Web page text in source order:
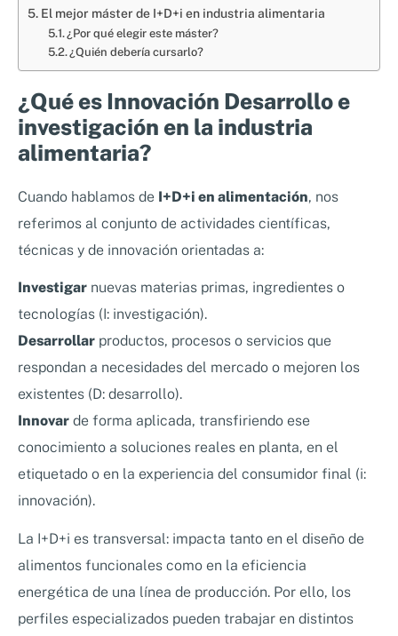
El mejor máster de I+D+i en industria alimentaria
¿Por qué elegir este máster?
¿Quién debería cursarlo?
¿Qué es Innovación Desarrollo e
investigación en la industria
alimentaria?
Cuando hablamos de I+D+i en alimentación, nos
referimos al conjunto de actividades científicas,
técnicas y de innovación orientadas a:
Investigar nuevas materias primas, ingredientes o
tecnologías (I: investigación).
Desarrollar productos, procesos o servicios que
respondan a necesidades del mercado o mejoren los
existentes (D: desarrollo).
Innovar de forma aplicada, transfiriendo ese
conocimiento a soluciones reales en planta, en el
etiquetado o en la experiencia del consumidor final (i:
innovación).
La I+D+i es transversal: impacta tanto en el diseño de
alimentos funcionales como en la eficiencia
energética de una línea de producción. Por ello, los
perfiles especializados pueden trabajar en distintos